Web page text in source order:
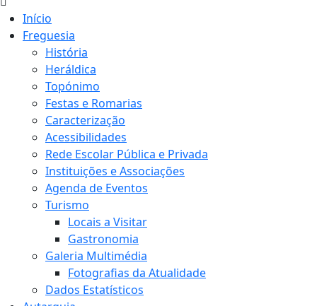
Início
Freguesia
História
Heráldica
Topónimo
Festas e Romarias
Caracterização
Acessibilidades
Rede Escolar Pública e Privada
Instituições e Associações
Agenda de Eventos
Turismo
Locais a Visitar
Gastronomia
Galeria Multimédia
Fotografias da Atualidade
Dados Estatísticos